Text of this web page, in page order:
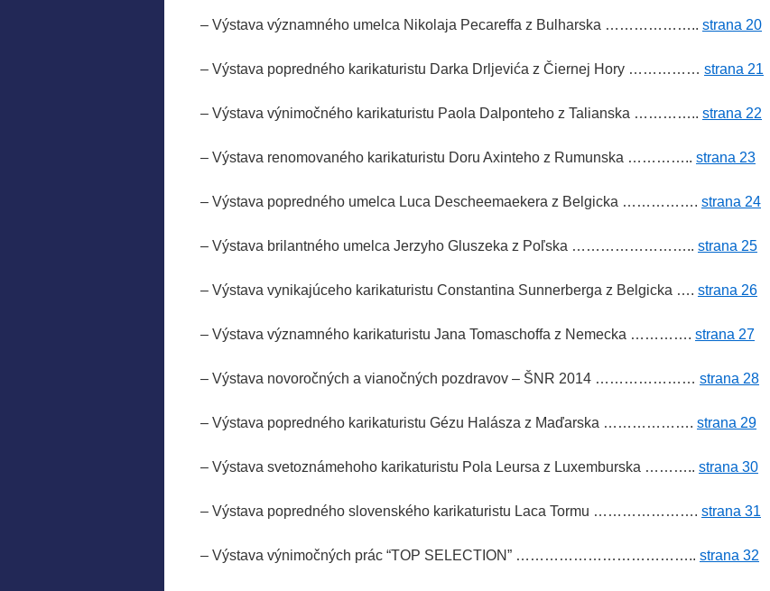
– Výstava významného umelca Nikolaja Pecareffa z Bulharska ……………….. strana 20
– Výstava popredného karikaturistu Darka Drljevića z Čiernej Hory …………… strana 21
– Výstava výnimočného karikaturistu Paola Dalponteho z Talianska ………….. strana 22
– Výstava renomovaného karikaturistu Doru Axinteho z Rumunska ………….. strana 23
– Výstava popredného umelca Luca Descheemaekera z Belgicka ……………. strana 24
– Výstava brilantného umelca Jerzyho Gluszeka z Poľska …………………….. strana 25
– Výstava vynikajúceho karikaturistu Constantina Sunnerberga z Belgicka …. strana 26
– Výstava významného karikaturistu Jana Tomaschoffa z Nemecka …………. strana 27
– Výstava novoročných a vianočných pozdravov – ŠNR 2014 ………………… strana 28
– Výstava popredného karikaturistu Gézu Halásza z Maďarska ………………. strana 29
– Výstava svetoznámehoho karikaturistu Pola Leursa z Luxemburska ……….. strana 30
– Výstava popredného slovenského karikaturistu Laca Tormu …………………. strana 31
– Výstava výnimočných prác “TOP SELECTION” ……………………………….. strana 32